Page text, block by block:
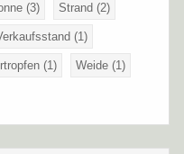
(3) Strand (2)
(1)
(1) Weide (1)